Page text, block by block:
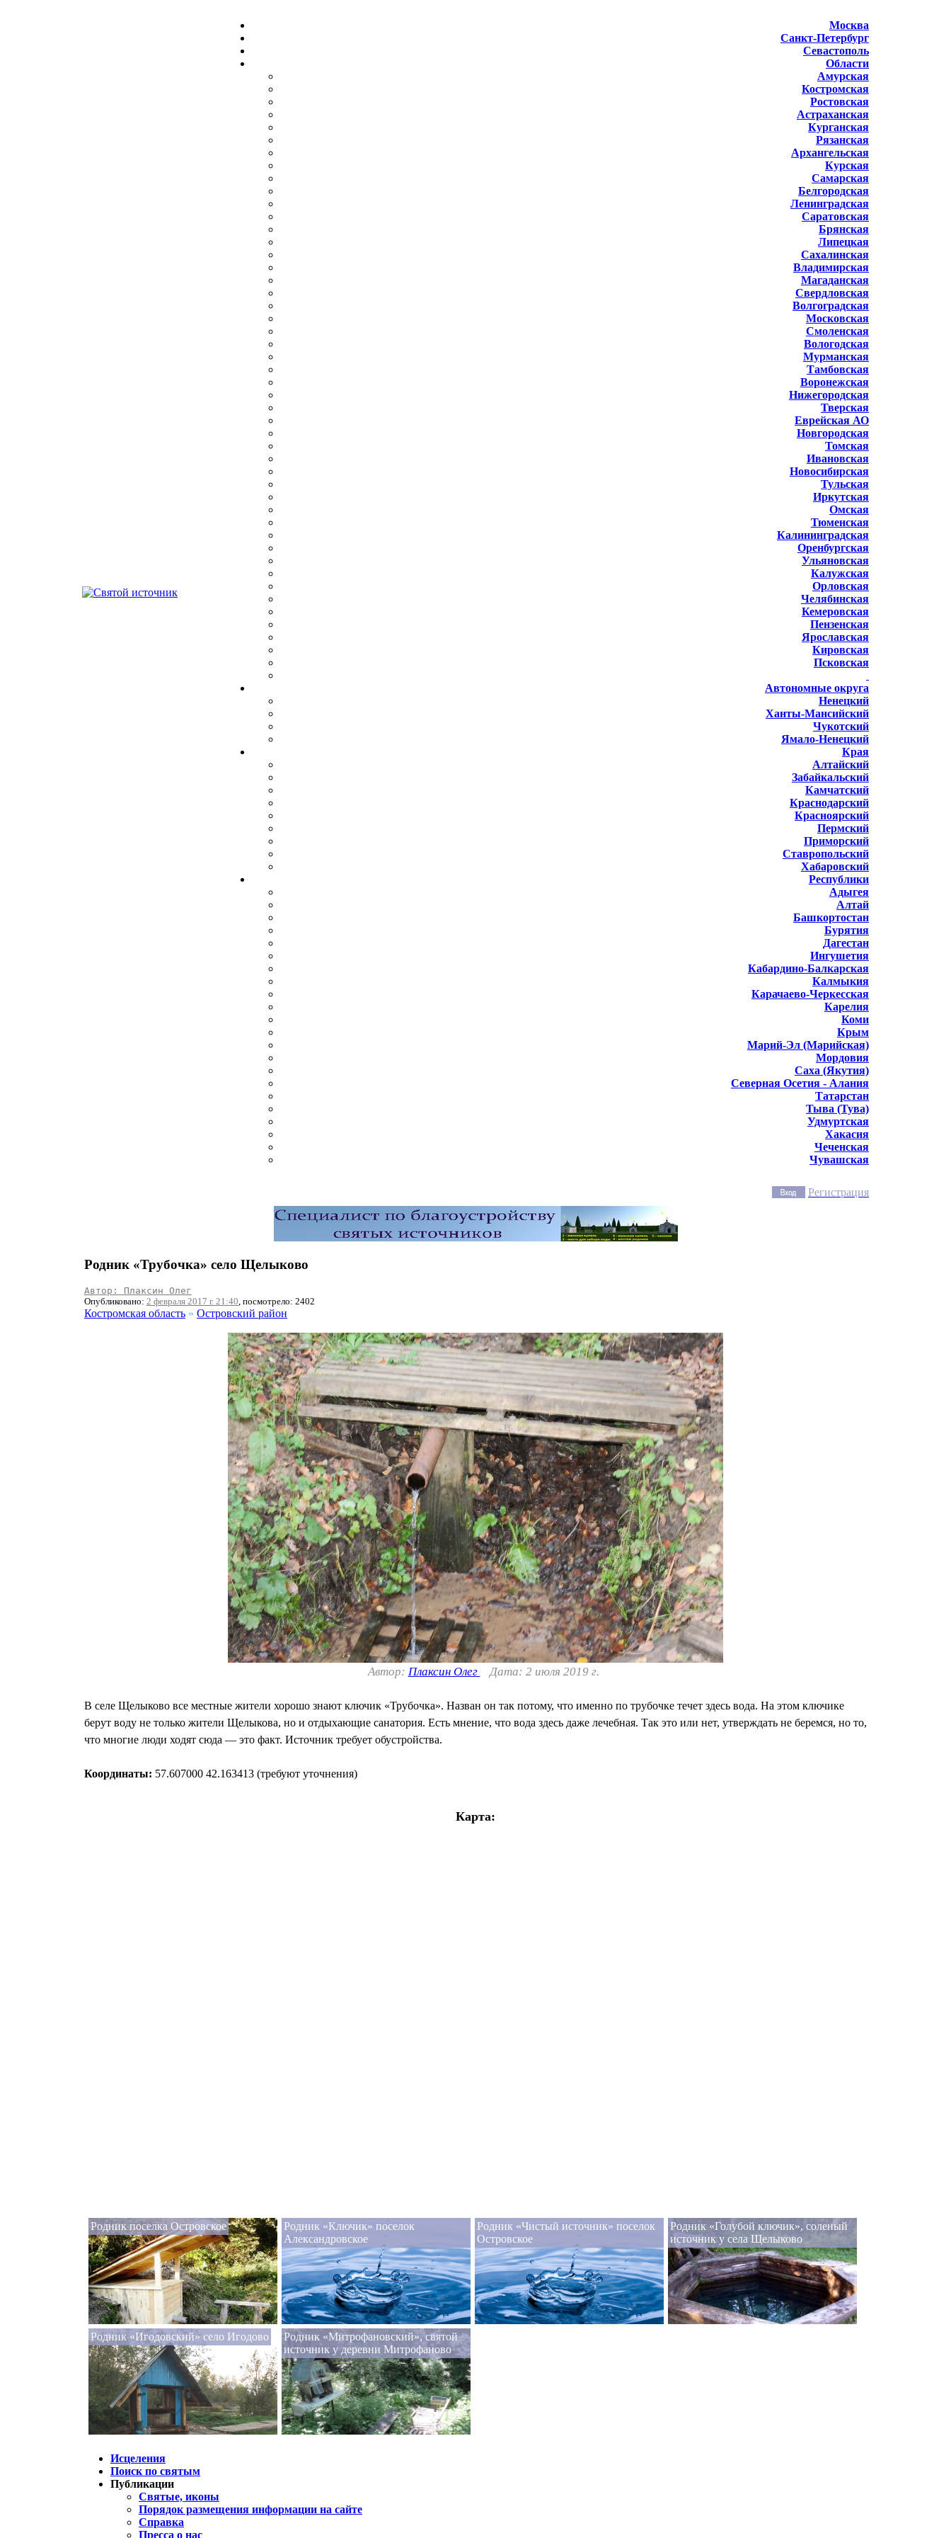
Москва
Санкт-Петербург
Севастополь
Области
Амурская
Костромская
Ростовская
Астраханская
Курганская
Рязанская
Архангельская
Курская
Самарская
Белгородская
Ленинградская
Саратовская
Брянская
Липецкая
Сахалинская
Владимирская
Магаданская
Свердловская
Волгоградская
Московская
Смоленская
Вологодская
Мурманская
Тамбовская
Воронежская
Нижегородская
Тверская
Еврейская АО
Новгородская
Томская
Ивановская
Новосибирская
Тульская
Иркутская
Омская
Тюменская
Калининградская
Оренбургская
Ульяновская
Калужская
Орловская
Челябинская
Кемеровская
Пензенская
Ярославская
Кировская
Псковская
Автономные округа
Ненецкий
Ханты-Мансийский
Чукотский
Ямало-Ненецкий
Края
Алтайский
Забайкальский
Камчатский
Краснодарский
Красноярский
Пермский
Приморский
Ставропольский
Хабаровский
Республики
Адыгея
Алтай
Башкортостан
Бурятия
Дагестан
Ингушетия
Кабардино-Балкарская
Калмыкия
Карачаево-Черкесская
Карелия
Коми
Крым
Марий-Эл (Марийская)
Мордовия
Саха (Якутия)
Северная Осетия - Алания
Татарстан
Тыва (Тува)
Удмуртская
Хакасия
Чеченская
Чувашская
Регистрация
Родник «Трубочка» село Щелыково
Автор: Плаксин Олег
Опубликовано: 2 февраля 2017 г. 21:40, посмотрело: 2402
Костромская область » Островский район
Автор: Плаксин Олег Дата: 2 июля 2019 г.
В селе Щелыково все местные жители хорошо знают ключик «Трубочка». Назван он так потому, что именно по трубочке течет здесь вода. На этом ключике
берут воду не только жители Щелыкова, но и отдыхающие санатория. Есть мнение, что вода здесь даже лечебная. Так это или нет, утверждать не беремся, но то,
что многие люди ходят сюда — это факт. Источник требует обустройства.
Координаты: 57.607000 42.163413 (требуют уточнения)
Карта:
Родник поселка Островское
Родник «Ключик» поселок
Александровское
Родник «Чистый источник» поселок
Островское
Родник «Голубой ключик», соленый
источник у села Щелыково
Родник «Игодовский» село Игодово
Родник «Митрофановский», святой
источник у деревни Митрофаново
Исцеления
Поиск по святым
Публикации
Святые, иконы
Порядок размещения информации на сайте
Справка
Пресса о нас